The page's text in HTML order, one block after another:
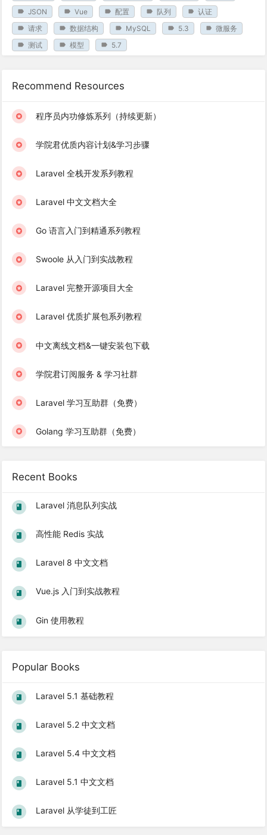
JSON
Vue 配置 队列
认证
请求
数据结构 MySQL 5.3
微服务
测试
模型 5.7
Recommend Resources
程序员内功修炼系列（持续更新）
学院君优质内容计划&学习步骤
Laravel 全栈开发系列教程
Laravel 中文文档大全
Go 语言入门到精通系列教程
Swoole 从入门到实战教程
Laravel 完整开源项目大全
Laravel 优质扩展包系列教程
中文离线文档&一键安装包下载
学院君订阅服务 & 学习社群
Laravel 学习互助群（免费）
Golang 学习互助群（免费）
Recent Books
Laravel 消息队列实战
高性能 Redis 实战
Laravel 8 中文文档
Vue.js 入门到实战教程
Gin 使用教程
Popular Books
Laravel 5.1 基础教程
Laravel 5.2 中文文档
Laravel 5.4 中文文档
Laravel 5.1 中文文档
Laravel 从学徒到工匠